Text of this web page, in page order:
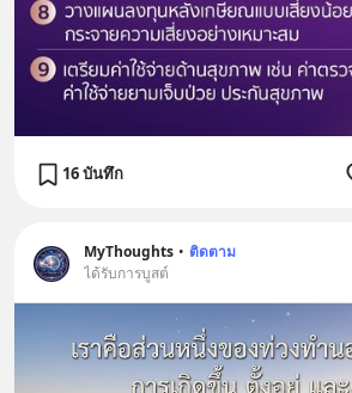
16 บันทึก
MyThoughts • ติดตาม
ได้รับการบูสต์